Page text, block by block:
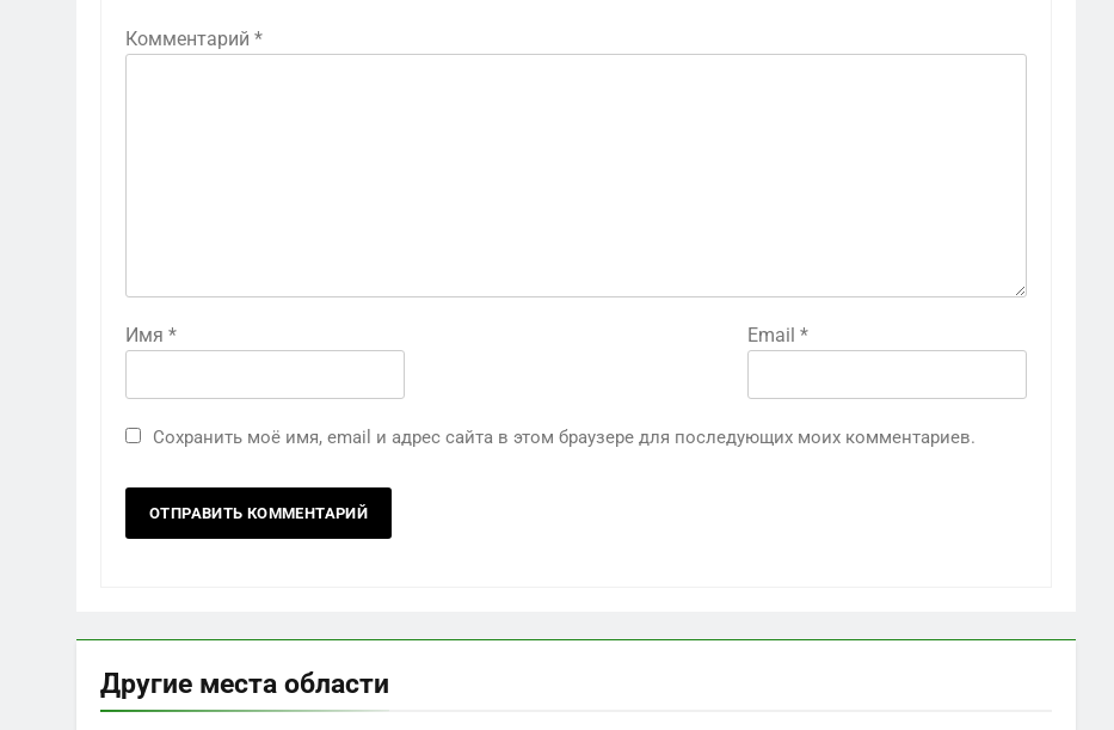
Комментарий *
Имя * Email *
Сохранить моё имя, email и адрес сайта в этом браузере для последующих моих комментариев.
Другие места области